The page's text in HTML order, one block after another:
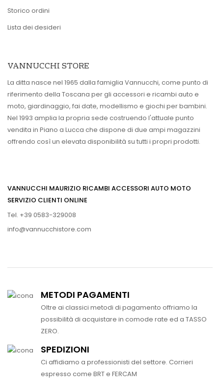
Storico ordini
Lista dei desideri
VANNUCCHI STORE
La ditta nasce nel 1965 dalla famiglia Vannucchi, come punto di
riferimento della Toscana per gli accessori e ricambi auto e
moto, giardinaggio, fai date, modellismo e giochi per bambini.
Nel 1993 amplia la propria sede costruendo l'attuale punto
vendita in Piano a Lucca che dispone di due ampi magazzini
offrendo così un elevata disponibilità su tutti i propri prodotti.
VANNUCCHI MAURIZIO RICAMBI ACCESSORI AUTO MOTO
SERVIZIO CLIENTI ONLINE
Tel. +39 0583-329008
info@vannucchistore.com
METODI PAGAMENTI
Oltre ai classici metodi di pagamento offriamo la
possibilità di acquistare in comode rate ed a TASSO
ZERO.
SPEDIZIONI
Ci affidiamo a professionisti del settore. Corrieri
espresso come BRT e FERCAM